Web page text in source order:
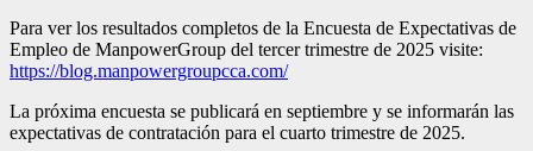
Para ver los resultados completos de la Encuesta de Expectativas de
Empleo de ManpowerGroup del tercer trimestre de 2025 visite:
https://blog.manpowergroupcca.com/
La próxima encuesta se publicará en septiembre y se informarán las
expectativas de contratación para el cuarto trimestre de 2025.